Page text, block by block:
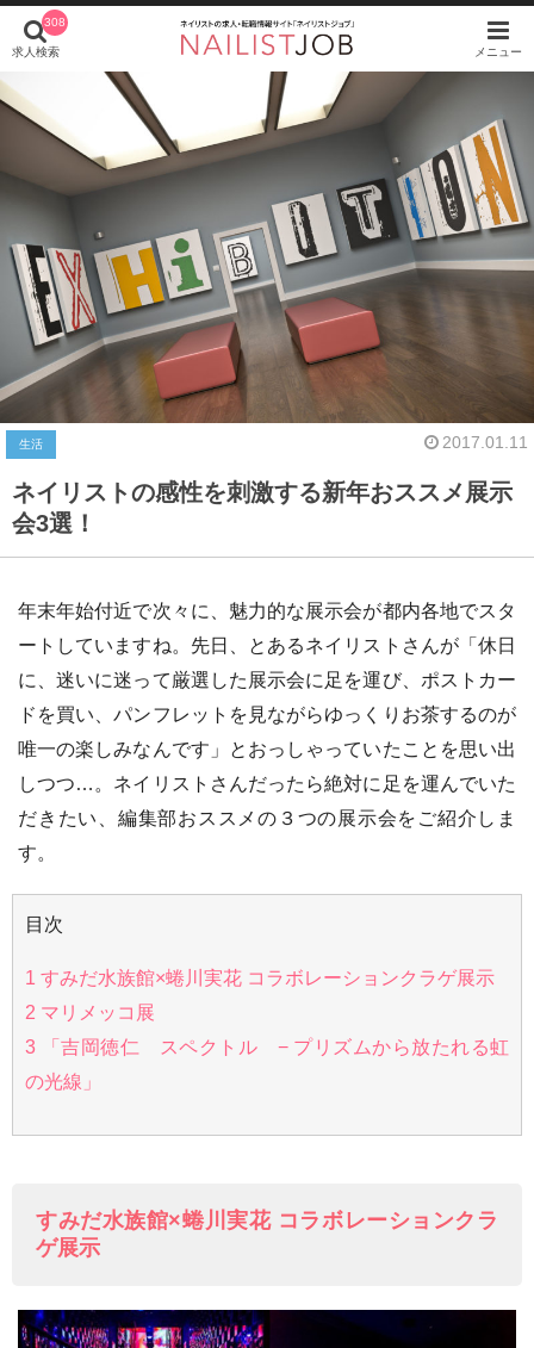
308
求人検索 メニュー
生活 2017.01.11
ネイリストの感性を刺激する新年おススメ展示
会3選！
年末年始付近で次々に、魅力的な展示会が都内各地でスタ
ートしていますね。先日、とあるネイリストさんが「休日
に、迷いに迷って厳選した展示会に足を運び、ポストカー
ドを買い、パンフレットを見ながらゆっくりお茶するのが
唯一の楽しみなんです」とおっしゃっていたことを思い出
しつつ…。ネイリストさんだったら絶対に足を運んでいた
だきたい、編集部おススメの３つの展示会をご紹介しま
す。
目次
1 すみだ水族館×蜷川実花 コラボレーションクラゲ展示
2 マリメッコ展
3 「吉岡徳仁 スペクトル − プリズムから放たれる虹
の光線」
すみだ水族館×蜷川実花 コラボレーションクラ
ゲ展示